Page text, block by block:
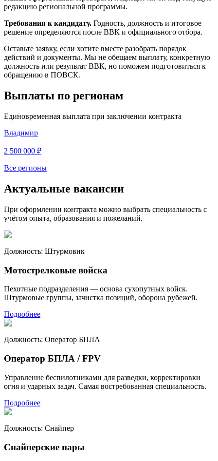
редакцию региональной программы.
Требования к кандидату. Годность, должность и итоговое
решение определяются после ВВК и официального отбора.
Оставьте заявку, если хотите вместе разобрать порядок
действий и документы. Мы не обещаем выплату, конкретную
должность или результат ВВК, но поможем подготовиться к
обращению в ПОВСК.
Выплаты по регионам
Единовременная выплата при заключении контракта
Владимир
2 500 000 ₽
Все регионы
Актуальные вакансии
При оформлении контракта можно выбрать специальность с
учётом опыта, образования и пожеланий.
Должность: Штурмовик
Мотострелковые войска
Пехотные подразделения — основа сухопутных войск.
Штурмовые группы, зачистка позиций, оборона рубежей.
Подробнее
Должность: Оператор БПЛА
Оператор БПЛА / FPV
Управление беспилотниками для разведки, корректировки
огня и ударных задач. Самая востребованная специальность.
Подробнее
Должность: Снайпер
Снайперские пары